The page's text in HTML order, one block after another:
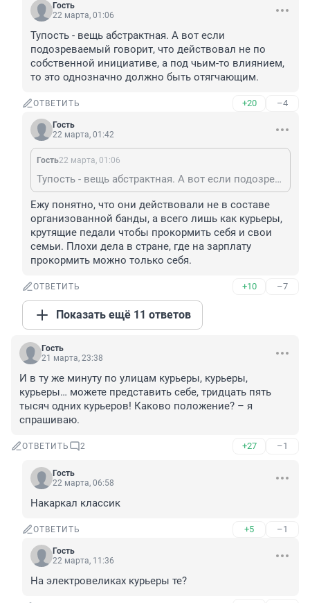
Гость
22 марта, 01:06
Тупость - вещь абстрактная. А вот если
подозреваемый говорит, что действовал не по
собственной инициативе, а под чьим-то влиянием,
то это однозначно должно быть отягчающим.
ОТВЕТИТЬ +20 –4
Гость
22 марта, 01:42
Гость22 марта, 01:06
Тупость - вещь абстрактная. А вот если подозреваемый говорит, что действовал не по собственной инициативе, а под чьим-то влиянием, то это однозначно должно быть отягчающим.
Ежу понятно, что они действовали не в составе
организованной банды, а всего лишь как курьеры,
крутящие педали чтобы прокормить себя и свои
семьи. Плохи дела в стране, где на зарплату
прокормить можно только себя.
ОТВЕТИТЬ +10 –7
Показать ещё 11 ответов
Гость
21 марта, 23:38
И в ту же минуту по улицам курьеры, курьеры,
курьеры… можете представить себе, тридцать пять
тысяч одних курьеров! Каково положение? – я
спрашиваю.
ОТВЕТИТЬ 2 +27 –1
Гость
22 марта, 06:58
Накаркал классик
ОТВЕТИТЬ +5 –1
Гость
22 марта, 11:36
На электровеликах курьеры те?